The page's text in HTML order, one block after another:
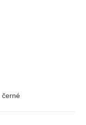
černé